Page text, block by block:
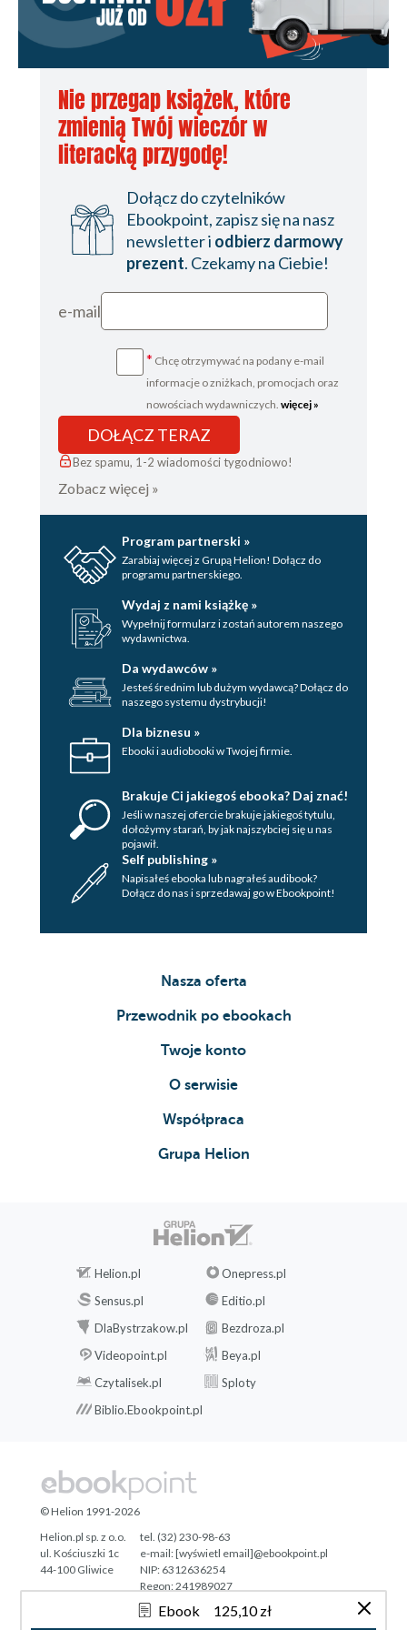
Ebook 125,10 zł
Nie przegap książek, które
zmienią Twój wieczór w
literacką przygodę!
Dołącz do czytelników
Ebookpoint, zapisz się na nasz
newsletter i odbierz darmowy
prezent. Czekamy na Ciebie!
e-mail
* Chcę otrzymywać na podany e-mail
informacje o zniżkach, promocjach oraz
nowościach wydawniczych. więcej »
DOŁĄCZ TERAZ
Bez spamu, 1-2 wiadomości tygodniowo!
Zobacz więcej »
Program partnerski »
Zarabiaj więcej z Grupą Helion! Dołącz do
programu partnerskiego.
Wydaj z nami książkę »
Wypełnij formularz i zostań autorem naszego
wydawnictwa.
Da wydawców »
Jesteś średnim lub dużym wydawcą? Dołącz do
naszego systemu dystrybucji!
Dla biznesu »
Ebooki i audiobooki w Twojej firmie.
Brakuje Ci jakiegoś ebooka? Daj znać!
Jeśli w naszej ofercie brakuje jakiegoś tytulu,
dołożymy starań, by jak najszybciej się u nas
pojawił.
Self publishing »
Napisałeś ebooka lub nagrałeś audibook?
Dołącz do nas i sprzedawaj go w Ebookpoint!
Nasza oferta
Przewodnik po ebookach
Twoje konto
O serwisie
Współpraca
Grupa Helion
Helion.pl
Onepress.pl
Sensus.pl
Editio.pl
DlaBystrzakow.pl
Bezdroza.pl
Videopoint.pl
Beya.pl
Czytalisek.pl
Sploty
Biblio.Ebookpoint.pl
Tonik.pl
© Helion 1991-2026
Helion.pl sp. z o.o.
ul. Kościuszki 1c
44-100 Gliwice
tel. (32) 230-98-63
e-mail:[wyświetl email]@ebookpoint.pl
NIP: 6312636254
Regon: 241989027